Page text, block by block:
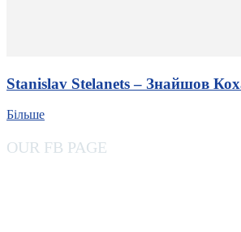
Stanislav Stelanets – Знайшов
Більше
OUR FB PAGE